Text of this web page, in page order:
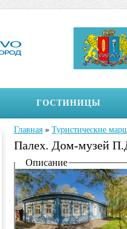
ГОСТИНИЦЫ
Вы здесь
Главная » Туристические
Палех. Дом-музей
Отображение на
Описание